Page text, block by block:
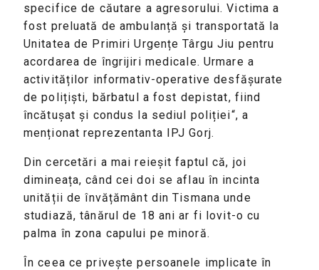
specifice de căutare a agresorului. Victima a
fost preluată de ambulanță și transportată la
Unitatea de Primiri Urgențe Târgu Jiu pentru
acordarea de îngrijiri medicale. Urmare a
activităților informativ-operative desfășurate
de polițiști, bărbatul a fost depistat, fiind
încătușat și condus la sediul poliției“, a
menționat reprezentanta IPJ Gorj.
Din cercetări a mai reieșit faptul că, joi
dimineața, când cei doi se aflau în incinta
unității de învățământ din Tismana unde
studiază, tânărul de 18 ani ar fi lovit-o cu
palma în zona capului pe minoră.
În ceea ce privește persoanele implicate în